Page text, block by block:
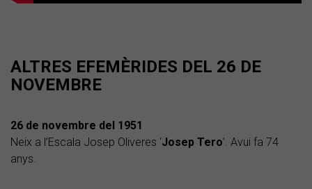
ALTRES EFEMÈRIDES DEL 26 DE
NOVEMBRE
26 de novembre del 1951
Neix a l’Escala Josep Oliveres ‘Josep Tero’. Avui fa 74
anys.